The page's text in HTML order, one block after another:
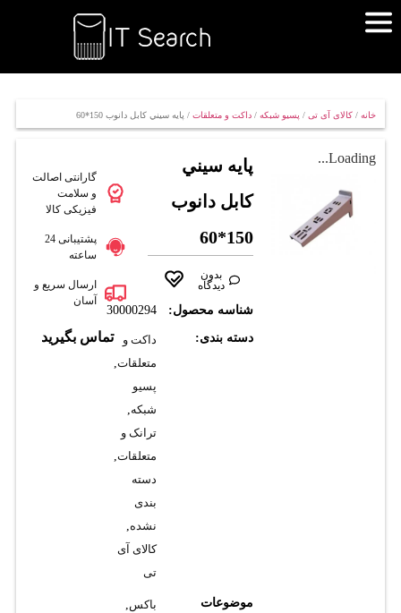
خانه/ کالای آی تی/ پسیو شبکه/ داکت و متعلقات/ پايه سيني کابل دانوب 150*60
Loading...
پايه سيني
کابل دانوب
150*60
بدون
دیدگاه
شناسه محصول: 30000294
دسته بندی:
داکت و
متعلقات,
پسیو
شبکه,
ترانک و
متعلقات,
دسته
بندی
نشده,
کالای آی
تی
موضوعات باکس,
گارانتی اصالت
و سلامت
فیزیکی کالا
پشتیبانی 24
ساعته
ارسال سریع و
آسان
تماس بگیرید